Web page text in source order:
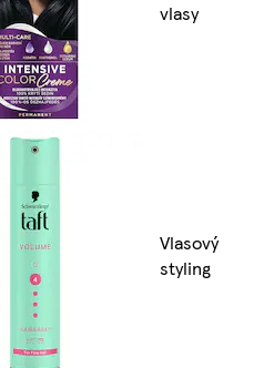
vlasy
Vlasový
styling